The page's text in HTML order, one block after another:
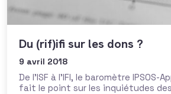
Du (rif)ifi sur les dons ?
9 avril 2018
De l’ISF à l’IFI, le baromètre IPSOS-
fait le point sur les inquiétudes